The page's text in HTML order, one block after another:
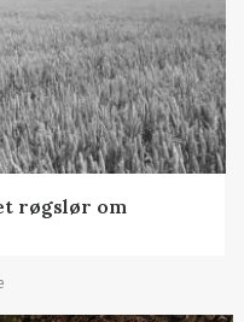
røgslør om